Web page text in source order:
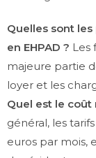
Quelles sont les
en EHPAD ? Les
majeure partie
loyer et les
Quel est le coût
général, les
euros par mois,